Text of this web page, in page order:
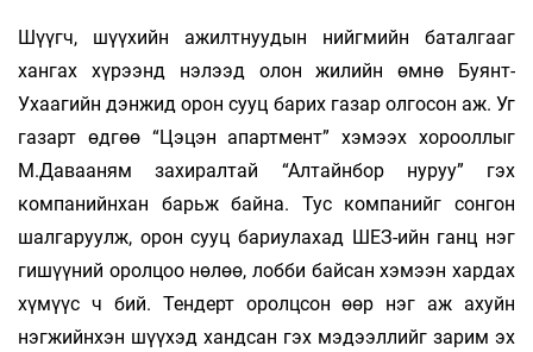
Шүүгч, шүүхийн ажилтнуудын нийгмийн баталгааг
хангах хүрээнд нэлээд олон жилийн өмнө Буянт-
Ухаагийн дэнжид орон сууц барих газар олгосон аж. Уг
газарт өдгөө “Цэцэн апартмент” хэмээх хорооллыг
М.Давааням захиралтай “Алтайнбор нуруу” гэх
компанийнхан барьж байна. Тус компанийг сонгон
шалгаруулж, орон сууц бариулахад ШЕЗ-ийн ганц нэг
гишүүний оролцоо нөлөө, лобби байсан хэмээн хардах
хүмүүс ч бий. Тендерт оролцсон өөр нэг аж ахуйн
нэгжийнхэн шүүхэд хандсан гэх мэдээллийг зарим эх